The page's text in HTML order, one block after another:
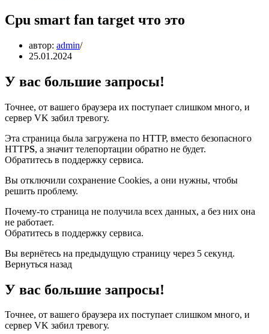
Cpu smart fan target что это
автор: admin
25.01.2024
У вас большие запросы!
Точнее, от вашего браузера их поступает слишком много, и
сервер VK забил тревогу.
Эта страница была загружена по HTTP, вместо безопасного
HTTPS, а значит телепортации обратно не будет.
Обратитесь в поддержку сервиса.
Вы отключили сохранение Cookies, а они нужны, чтобы
решить проблему.
Почему-то страница не получила всех данных, а без них она
не работает.
Обратитесь в поддержку сервиса.
Вы вернётесь на предыдущую страницу через 5 секунд.
Вернуться назад
У вас большие запросы!
Точнее, от вашего браузера их поступает слишком много, и
сервер VK забил тревогу.